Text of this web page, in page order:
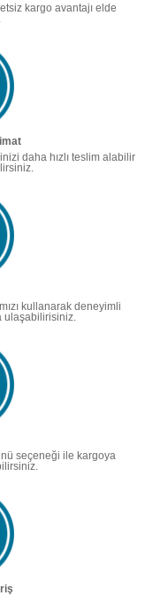
kargo avantajı elde
daha hızlı teslim alabilir
kullanarak deneyimli
ulaşabilirisiniz.
seçeneği ile kargoya